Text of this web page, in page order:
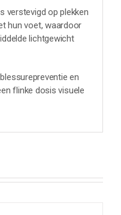
verstevigd op plekken
hun voet, waardoor
lichtgewicht
en
flinke dosis visuele